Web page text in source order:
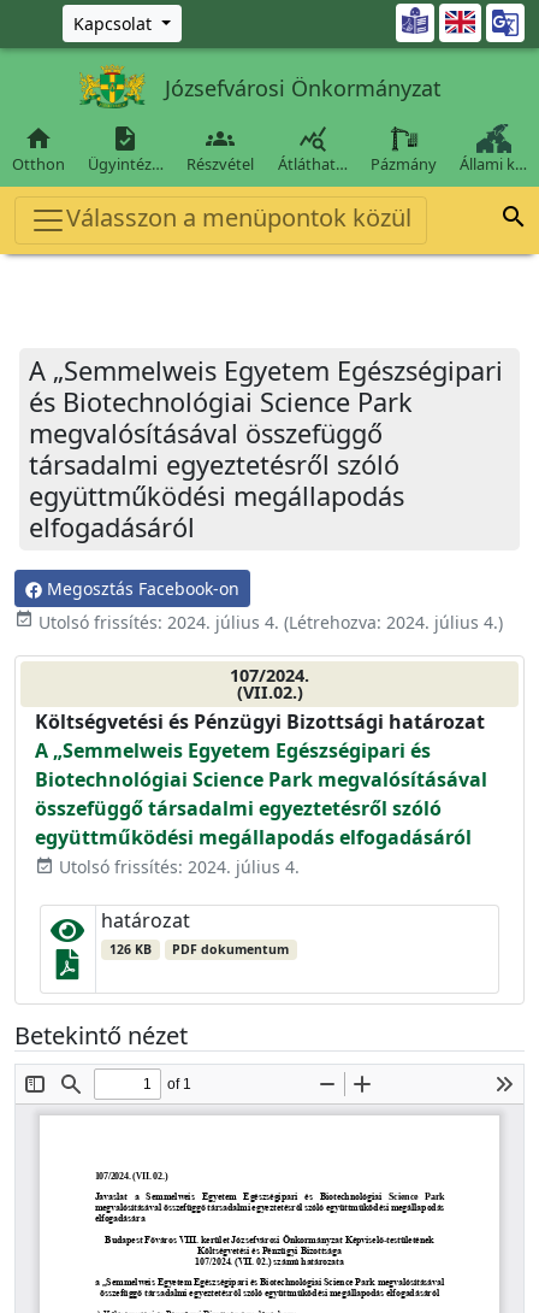
Ugrás a fő tartalomra
Kapcsolat 
Józsefvárosi Önkormányzat

Otthon

Ügyintéz…

Részvétel

Átláthat… Pázmány Állami k…
Válasszon a menüpontok közül 
A „Semmelweis Egyetem Egészségipari
és Biotechnológiai Science Park
megvalósításával összefüggő
társadalmi egyeztetésről szóló
együttműködési megállapodás
elfogadásáról
Megosztás Facebook-on
event_available Utolsó frissítés: 2024. július 4. (Létrehozva: 2024. július 4.)
107/2024.
(VII.02.)
Költségvetési és Pénzügyi Bizottsági határozat
A „Semmelweis Egyetem Egészségipari és
Biotechnológiai Science Park megvalósításával
összefüggő társadalmi egyeztetésről szóló
együttműködési megállapodás elfogadásáról
event_available Utolsó frissítés: 2024. július 4.
határozat
126 KB PDF dokumentum
Betekintő nézet